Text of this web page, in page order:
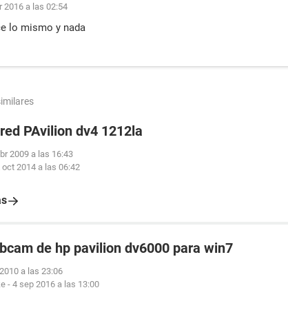
2016 a las 02:54
lo mismo y nada
PAvilion dv4 1212la
2009 a las 16:43
oct 2014 a las 06:42
de hp pavilion dv6000 para win7
a las 23:06
- 4 sep 2016 a las 13:00